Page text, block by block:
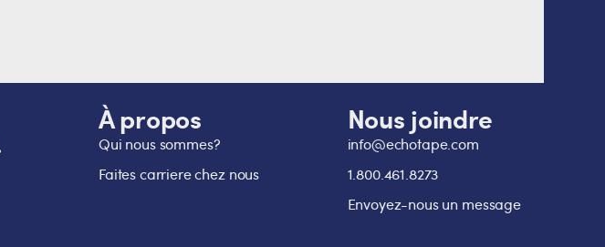
FS-J7754
Ruban adhésif toutes saisons ASJ poly
À partir de 50.80 $
FS-K7768
À partir de 25.44 $